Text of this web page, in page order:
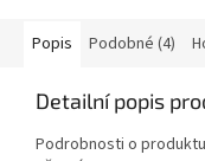
Popis Podobné (4)
Detailní popis
Podrobnosti o